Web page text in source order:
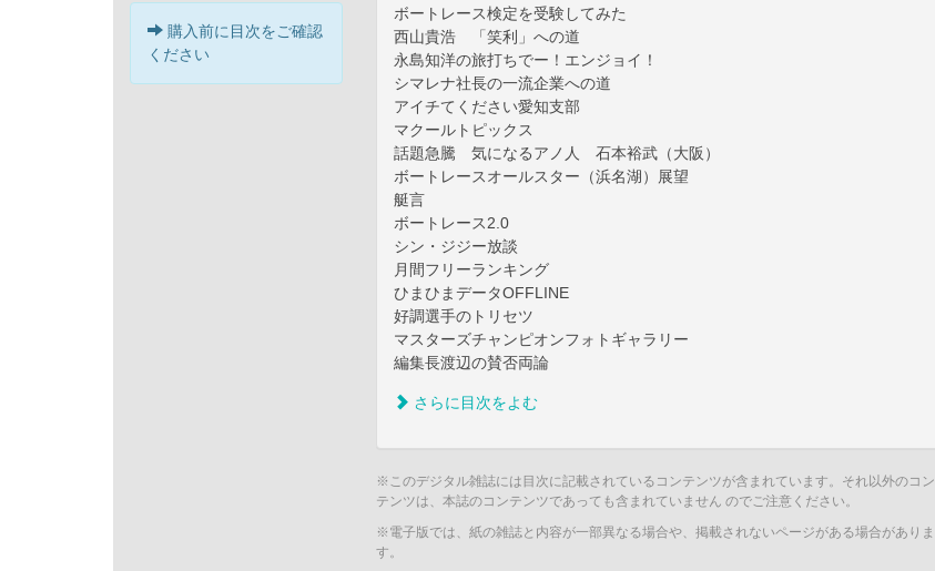
購入前に目次をご確認
ください
ボートレース検定を受験してみた
西山貴浩 「笑利」への道
永島知洋の旅打ちでー！エンジョイ！
シマレナ社長の一流企業への道
アイチてください愛知支部
マクールトピックス
話題急騰 気になるアノ人 石本裕武（大阪）
ボートレースオールスター（浜名湖）展望
艇言
ボートレース2.0
シン・ジジー放談
月間フリーランキング
ひまひまデータOFFLINE
好調選手のトリセツ
マスターズチャンピオンフォトギャラリー
編集長渡辺の賛否両論
さらに目次をよむ
※このデジタル雑誌には目次に記載されているコンテンツが含まれています。それ以外のコン
テンツは、本誌のコンテンツであっても含まれていません のでご注意ください。
※電子版では、紙の雑誌と内容が一部異なる場合や、掲載されないページがある場合がありま
す。